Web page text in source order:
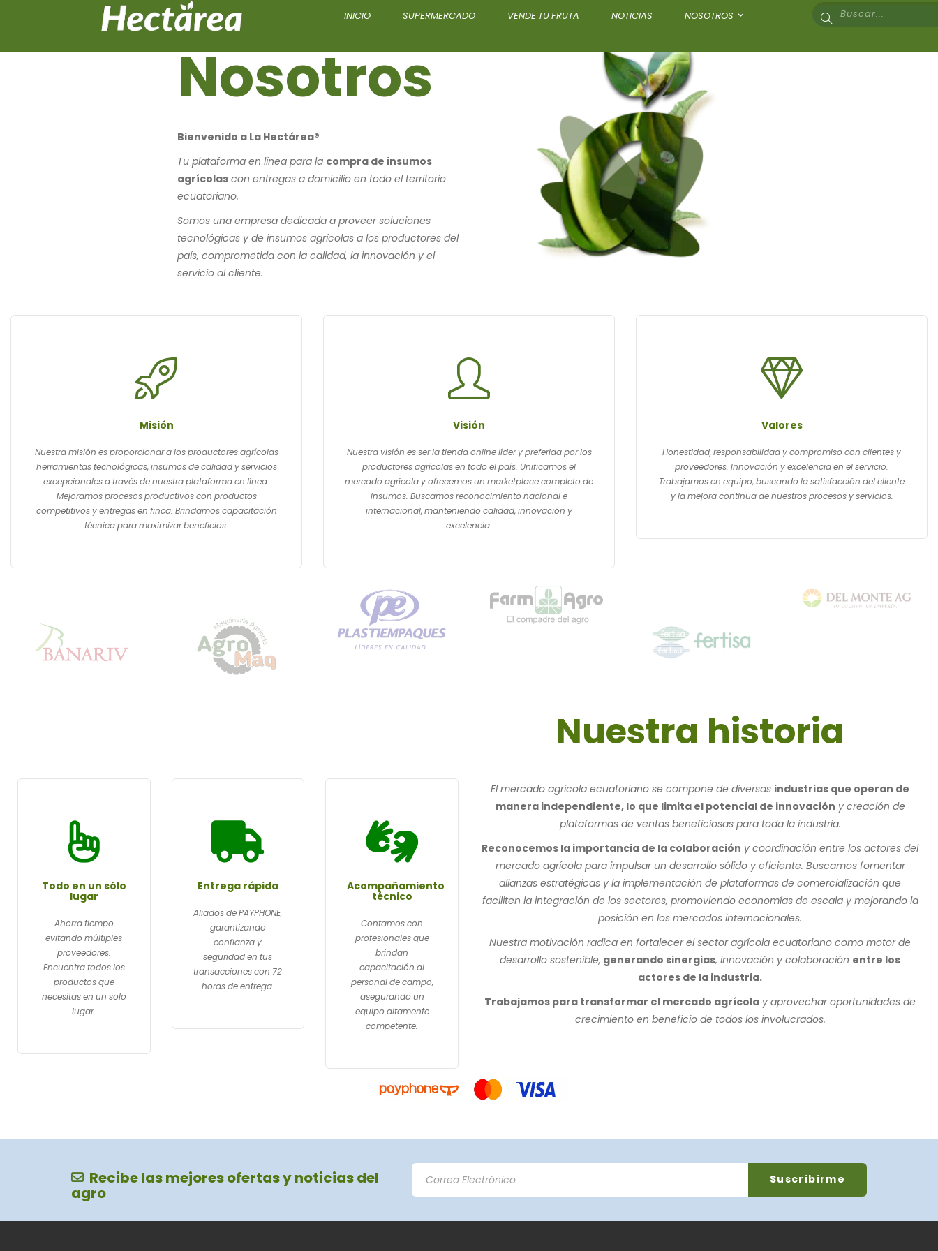
INICIO SUPERMERCADO VENDE TU FRUTA NOTICIAS NOSOTROS
Nosotros
Bienvenido a La Hectárea®
Tu plataforma en línea para la compra de insumos
agrícolas con entregas a domicilio en todo el territorio
ecuatoriano.
Somos una empresa dedicada a proveer soluciones
tecnológicas y de insumos agrícolas a los productores del
país, comprometida con la calidad, la innovación y el
servicio al cliente.
Misión
Nuestra misión es proporcionar a los productores agrícolas
herramientas tecnológicas, insumos de calidad y servicios
excepcionales a través de nuestra plataforma en línea.
Mejoramos procesos productivos con productos
competitivos y entregas en finca. Brindamos capacitación
técnica para maximizar beneficios.
Visión
Nuestra visión es ser la tienda online líder y preferida por los
productores agrícolas en todo el país. Unificamos el
mercado agrícola y ofrecemos un marketplace completo de
insumos. Buscamos reconocimiento nacional e
internacional, manteniendo calidad, innovación y
excelencia.
Valores
Honestidad, responsabilidad y compromiso con clientes y
proveedores. Innovación y excelencia en el servicio.
Trabajamos en equipo, buscando la satisfacción del cliente
y la mejora continua de nuestros procesos y servicios.
Todo en un sólo
lugar
Ahorra tiempo
evitando múltiples
proveedores.
Encuentra todos los
productos que
necesitas en un solo
lugar.
Entrega rápida
Aliados de PAYPHONE,
garantizando
confianza y
seguridad en tus
transacciones con 72
horas de entrega.
Acompañamiento
técnico
Contamos con
profesionales que
brindan
capacitación al
personal de campo,
asegurando un
equipo altamente
competente.
Nuestra historia
El mercado agrícola ecuatoriano se compone de diversas industrias que operan de
manera independiente, lo que limita el potencial de innovación y creación de
plataformas de ventas beneficiosas para toda la industria.
Reconocemos la importancia de la colaboración y coordinación entre los actores del
mercado agrícola para impulsar un desarrollo sólido y eficiente. Buscamos fomentar
alianzas estratégicas y la implementación de plataformas de comercialización que
faciliten la integración de los sectores, promoviendo economías de escala y mejorando la
posición en los mercados internacionales.
Nuestra motivación radica en fortalecer el sector agrícola ecuatoriano como motor de
desarrollo sostenible, generando sinergias, innovación y colaboración entre los
actores de la industria.
Trabajamos para transformar el mercado agrícola y aprovechar oportunidades de
crecimiento en beneficio de todos los involucrados.
Recibe las mejores ofertas y noticias del
agro